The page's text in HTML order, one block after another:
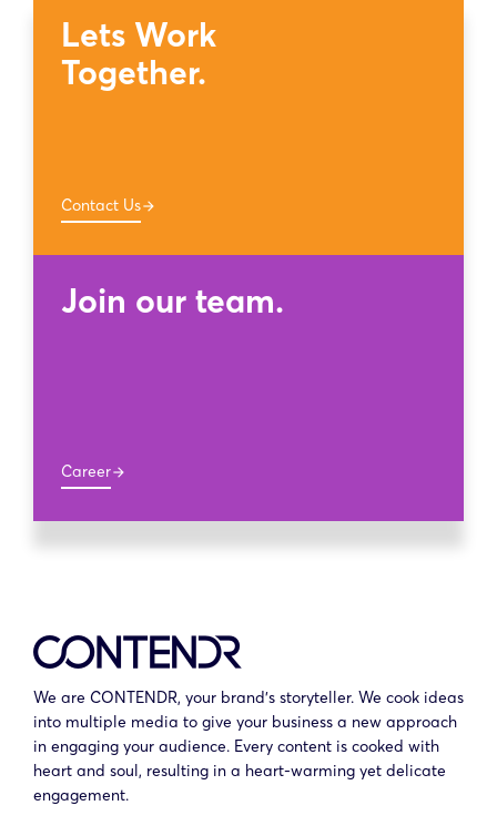
Lets Work
Together.
Contact Usarrow_forward
Join our team.
Careerarrow_forward
We are CONTENDR, your brand’s storyteller. We cook ideas
into multiple media to give your business a new approach
in engaging your audience. Every content is cooked with
heart and soul, resulting in a heart-warming yet delicate
engagement.